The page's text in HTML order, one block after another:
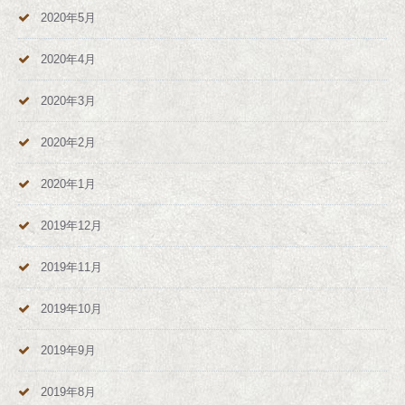
2020年5月
2020年4月
2020年3月
2020年2月
2020年1月
2019年12月
2019年11月
2019年10月
2019年9月
2019年8月